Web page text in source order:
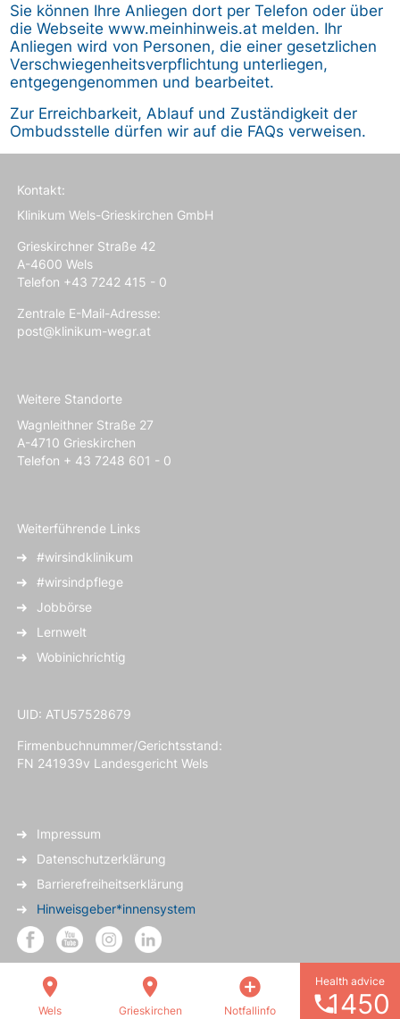
Sie können Ihre Anliegen dort per Telefon oder über
die Webseitewww.meinhinweis.at melden. Ihr
Anliegen wird von Personen, die einer gesetzlichen
Verschwiegenheitsverpflichtung unterliegen,
entgegengenommen und bearbeitet.
Zur Erreichbarkeit, Ablauf und Zuständigkeit der
Ombudsstelle dürfen wir auf die FAQs verweisen.
location_on
Wels
location_on
Grieskirchen
add_circle
Notfallinfo phone
Health advice
1450
Kontakt:
Klinikum Wels-Grieskirchen GmbH
Grieskirchner Straße 42
A-4600 Wels
Telefon +43 7242 415 - 0
Zentrale E-Mail-Adresse:
post@klinikum-wegr.at
Weitere Standorte
Wagnleithner Straße 27
A-4710 Grieskirchen
Telefon + 43 7248 601 - 0
Weiterführende Links
#wirsindklinikum
#wirsindpflege
Jobbörse
Lernwelt
Wobinichrichtig
UID: ATU57528679
Firmenbuchnummer/Gerichtsstand:
FN 241939v Landesgericht Wels
Impressum
Datenschutzerklärung
Barrierefreiheitserklärung
Hinweisgeber*innensystem